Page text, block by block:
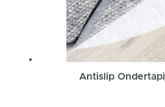
Antislip